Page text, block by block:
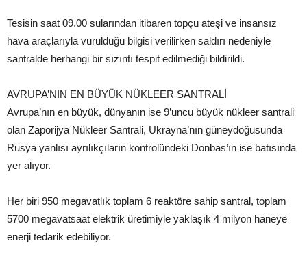
Tesisin saat 09.00 sularından itibaren topçu ateşi ve insansız
hava araçlarıyla vurulduğu bilgisi verilirken saldırı nedeniyle
santralde herhangi bir sızıntı tespit edilmediği bildirildi.
AVRUPA’NIN EN BÜYÜK NÜKLEER SANTRALİ
Avrupa’nın en büyük, dünyanın ise 9’uncu büyük nükleer santrali
olan Zaporijya Nükleer Santrali, Ukrayna’nın güneydoğusunda
Rusya yanlısı ayrılıkçıların kontrolündeki Donbas’ın ise batısında
yer alıyor.
Her biri 950 megavatlık toplam 6 reaktöre sahip santral, toplam
5700 megavatsaat elektrik üretimiyle yaklaşık 4 milyon haneye
enerji tedarik edebiliyor.